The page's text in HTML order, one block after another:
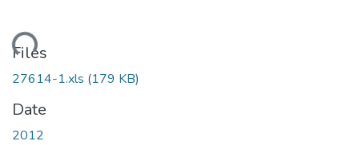
Files
27614-1.xls (179 KB)
Date
2012